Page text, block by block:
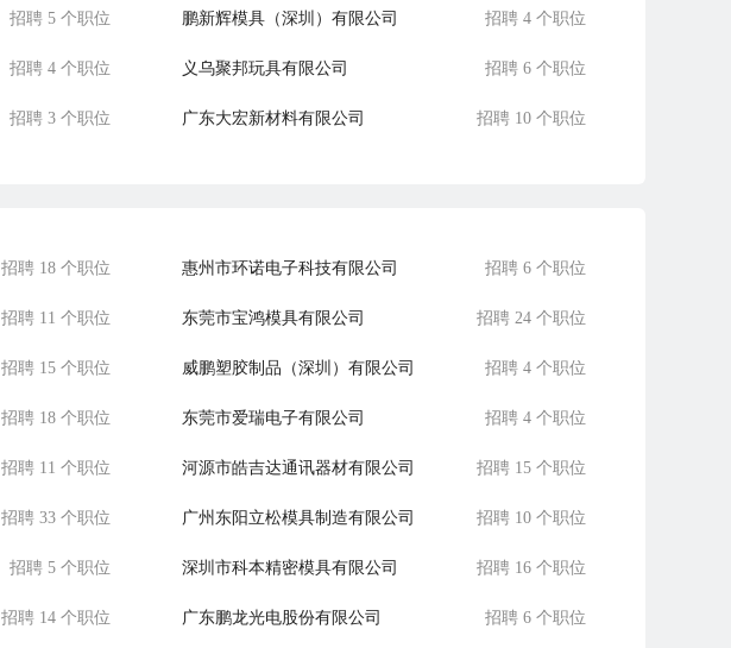
招聘 5 个职位 鹏新辉模具（深圳）有限公司 招聘 4 个职位
招聘 4 个职位 义乌聚邦玩具有限公司 招聘 6 个职位
招聘 3 个职位 广东大宏新材料有限公司 招聘 10 个职位
招聘 18 个职位 惠州市环诺电子科技有限公司 招聘 6 个职位
招聘 11 个职位 东莞市宝鸿模具有限公司 招聘 24 个职位
招聘 15 个职位 威鹏塑胶制品（深圳）有限公司 招聘 4 个职位
招聘 18 个职位 东莞市爱瑞电子有限公司 招聘 4 个职位
招聘 11 个职位 河源市皓吉达通讯器材有限公司 招聘 15 个职位
招聘 33 个职位 广州东阳立松模具制造有限公司 招聘 10 个职位
招聘 5 个职位 深圳市科本精密模具有限公司 招聘 16 个职位
招聘 14 个职位 广东鹏龙光电股份有限公司 招聘 6 个职位